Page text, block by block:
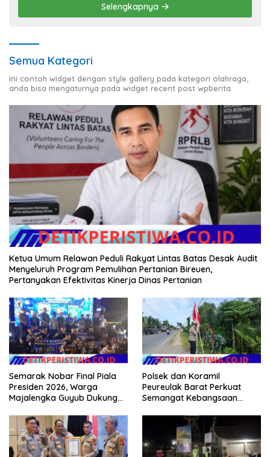
Selengkapnya
Semua Kategori
Ini contoh widget dengan style gallery pada kategori olahraga,
anda bisa mengaturnya pada widget recent post wpberita.
Ketua Umum Relawan Peduli Rakyat Lintas Batas Desak Audit
Menyeluruh Program Pemulihan Pertanian Bireuen,
Pertanyakan Efektivitas Kinerja Dinas Pertanian
Semarak Nobar Final Piala
Presiden 2026, Warga
Majalengka Guyub Dukung
Kahayang
Polsek dan Koramil
Peureulak Barat Perkuat
Semangat Kebangsaan
Merah Putih